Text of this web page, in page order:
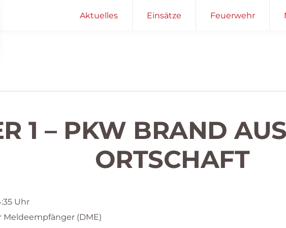
Aktuelles Einsätze Feuerwehr
1 – PKW BRAND
ORTSCHAFT
Uhr
Meldeempfänger (DME)